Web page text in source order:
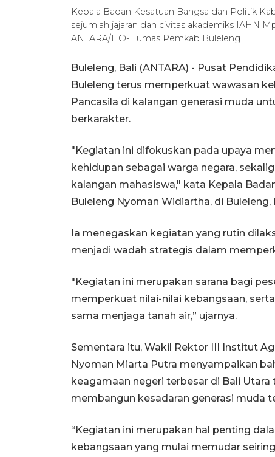
Kepala Badan Kesatuan Bangsa dan Politik
sejumlah jajaran dan civitas akademiks IAHN
ANTARA/HO-Humas Pemkab Buleleng
Buleleng, Bali (ANTARA) - Pusat
Buleleng terus memperkuat wawasan
Pancasila di kalangan generasi muda
berkarakter.
"Kegiatan ini difokuskan pada upaya
kehidupan sebagai warga negara,
kalangan mahasiswa," kata Kepala
Buleleng Nyoman Widiartha, di Buleleng,
Ia menegaskan kegiatan yang rutin
menjadi wadah strategis dalam
"Kegiatan ini merupakan sarana bagi
memperkuat nilai-nilai kebangsaan,
sama menjaga tanah air,” ujarnya.
Sementara itu, Wakil Rektor III Institut
Nyoman Miarta Putra menyampaikan
keagamaan negeri terbesar di Bali
membangun kesadaran generasi muda
“Kegiatan ini merupakan hal penting
kebangsaan yang mulai memudar